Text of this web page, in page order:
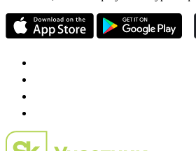
проект о российском рынке M&A
Preqveca.ru